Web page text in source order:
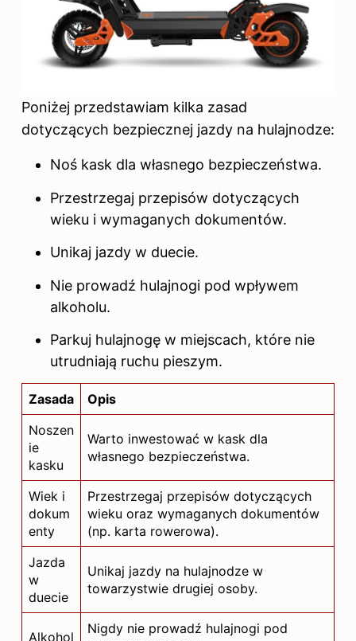
Poniżej przedstawiam kilka zasad
dotyczących bezpiecznej jazdy na hulajnodze:
Noś kask dla własnego bezpieczeństwa.
Przestrzegaj przepisów dotyczących
wieku i wymaganych dokumentów.
Unikaj jazdy w duecie.
Nie prowadź hulajnogi pod wpływem
alkoholu.
Parkuj hulajnogę w miejscach, które nie
utrudniają ruchu pieszym.
Zasada
Opis
Noszen
ie
kasku
Warto inwestować w kask dla
własnego bezpieczeństwa.
Wiek i
dokum
enty
Przestrzegaj przepisów dotyczących
wieku oraz wymaganych dokumentów
(np. karta rowerowa).
Jazda
w
duecie
Unikaj jazdy na hulajnodze w
towarzystwie drugiej osoby.
Alkohol
Nigdy nie prowadź hulajnogi pod